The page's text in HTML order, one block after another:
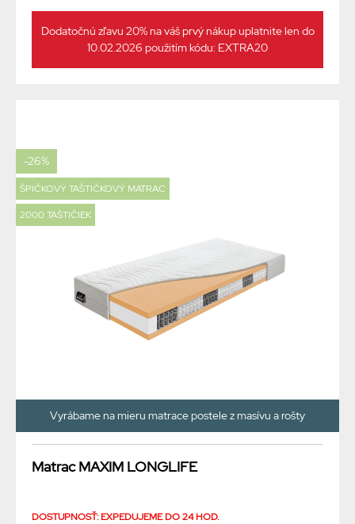
Dodatočnú zľavu 20% na váš prvý nákup uplatnite len do
10.02.2026 použitím kódu: EXTRA20
-26%
ŠPIČKOVÝ TAŠTIČKOVÝ MATRAC
2000 TAŠTIČIEK
Vyrábame na mieru matrace postele z masívu a rošty
Matrac MAXIM LONGLIFE
DOSTUPNOSŤ: EXPEDUJEME DO 24 HOD.